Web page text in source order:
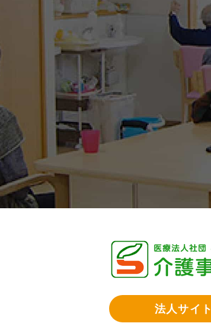
法人サイト